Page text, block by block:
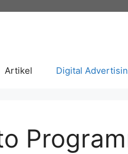
Artikel Digital